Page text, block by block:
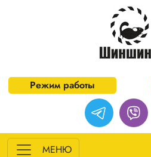
Перейти к основному содержанию
Режим работы
МЕНЮ